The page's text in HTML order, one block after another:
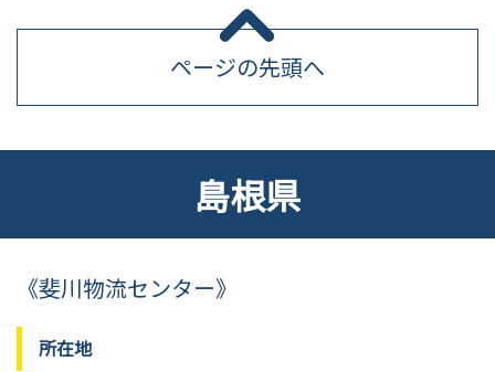
ページの先頭へ
島根県
《斐川物流センター》
所在地